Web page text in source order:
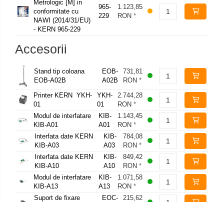
Metrologic [M] in
conformitate cu
NAWI (2014/31/EU)
- KERN 965-229
965-
229
1.123,85
RON *
Accesorii
Stand tip coloana
EOB-A02B
EOB-
A02B
731,81
RON *
Printer KERN YKH-
01
YKH-
01
2.744,28
RON *
Modul de interfatare
KIB-A01
KIB-
A01
1.143,45
RON *
Interfata date KERN
KIB-A03
KIB-
A03
784,08
RON*
Interfata date KERN
KIB-A10
KIB-
A10
849,42
RON*
Modul de interfatare
KIB-A13
KIB-
A13
1.071,58
RON *
Suport de fixare
EOC-
215,62